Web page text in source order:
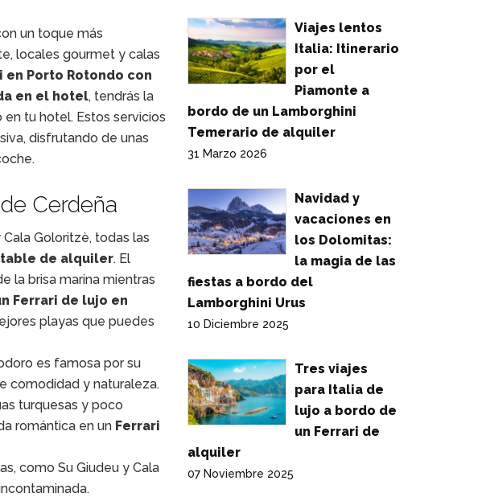
un toque más
locales gourmet y calas
Porto Rotondo con
en el hotel, tendrás la
tu hotel. Estos servicios
disfrutando de unas
Cerdeña
Goloritzè, todas las
de alquiler. El
la brisa marina mientras
Ferrari de lujo en
playas que puedes
es famosa por su
comodidad y naturaleza.
turquesas y poco
romántica en un Ferrari
como Su Giudeu y Cala
Viajes lentos
Italia: Itinerario
por el
Piamonte a
bordo de un Lamborghini
Temerario de alquiler
31 Marzo 2026
Navidad y
vacaciones en
los Dolomitas:
la magia de las
fiestas a bordo del
Lamborghini Urus
10 Diciembre 2025
Tres viajes
para Italia de
lujo a bordo de
un Ferrari de
alquiler
07 Noviembre 2025